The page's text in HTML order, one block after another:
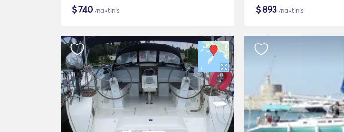
$740 /naktinis $893 /naktinis